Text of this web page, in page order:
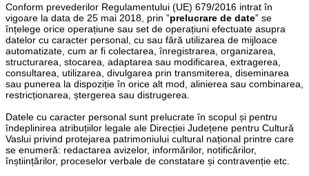
Conform prevederilor Regulamentului (UE) 679/2016 intrat în
vigoare la data de 25 mai 2018, prin ”prelucrare de date” se
înțelege orice operațiune sau set de operațiuni efectuate asupra
datelor cu caracter personal, cu sau fără utilizarea de mijloace
automatizate, cum ar fi colectarea, înregistrarea, organizarea,
structurarea, stocarea, adaptarea sau modificarea, extragerea,
consultarea, utilizarea, divulgarea prin transmiterea, diseminarea
sau punerea la dispoziție în orice alt mod, alinierea sau combinarea,
restricționarea, ștergerea sau distrugerea.
Datele cu caracter personal sunt prelucrate în scopul și pentru
îndeplinirea atribuțiilor legale ale Direcției Județene pentru Cultură
Vaslui privind protejarea patrimoniului cultural național printre care
se enumeră: redactarea avizelor, informărilor, notificărilor,
înștiințărilor, proceselor verbale de constatare și contravenție etc.